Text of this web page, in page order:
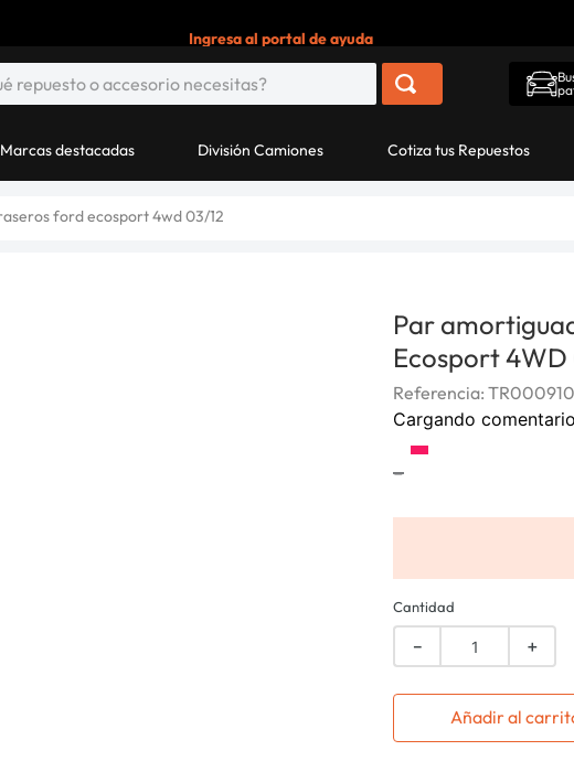
Ingresa al portal de ayuda
Marcas destacadas División Camiones Cotiza tus Repuestos
ford ecosport 4wd 03/12
Par
Ecosport 4WD
Referencia:
Cargando
-
Cantidad
＋
－
Añadir al